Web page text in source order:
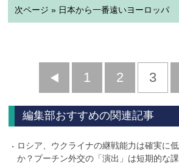
次ページ » 日本から一番遠いヨーロッパ
前
へ
1 2 3
編集部おすすめの関連記事
ロシア、ウクライナの継戦能力は確実に
か？プーチン外交の「演出」は短期的な